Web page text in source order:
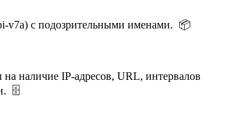
v7a) с подозрительными именами. 📦
наличие IP-адресов, URL, интервалов
🗄️